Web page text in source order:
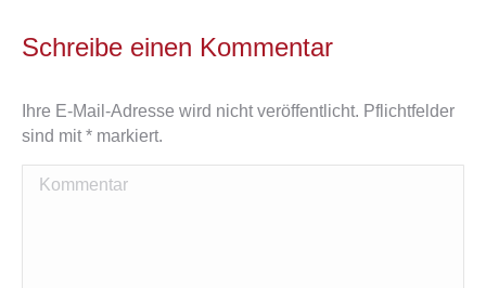
Schreibe einen Kommentar
Ihre E-Mail-Adresse wird nicht veröffentlicht. Pflichtfelder
sind mit * markiert.
Kommentar